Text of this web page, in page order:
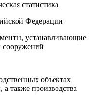
статистика
Федерации
устанавливающие
сооружений
объектах
также производства